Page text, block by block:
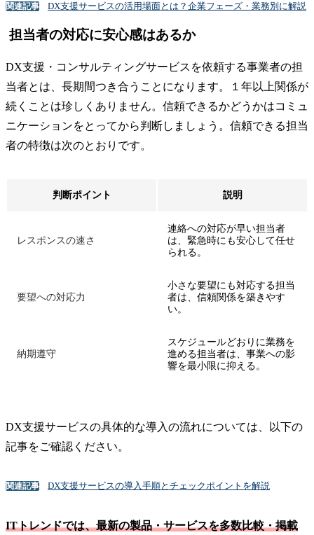
関連記事 DX支援サービスの活用場面とは？企業フェーズ・業務別に解説
担当者の対応に安心感はあるか
DX支援・コンサルティングサービスを依頼する事業者の担
当者とは、長期間つき合うことになります。１年以上関係が
続くことは珍しくありません。信頼できるかどうかはコミュ
ニケーションをとってから判断しましょう。信頼できる担当
者の特徴は次のとおりです。
判断ポイント 説明
レスポンスの速さ
連絡への対応が早い担当者
は、緊急時にも安心して任せ
られる。
要望への対応力
小さな要望にも対応する担当
者は、信頼関係を築きやす
い。
納期遵守
スケジュールどおりに業務を
進める担当者は、事業への影
響を最小限に抑える。
DX支援サービスの具体的な導入の流れについては、以下の
記事をご確認ください。
関連記事 DX支援サービスの導入手順とチェックポイントを解説
ITトレンドでは、最新の製品・サービスを多数比較・掲載